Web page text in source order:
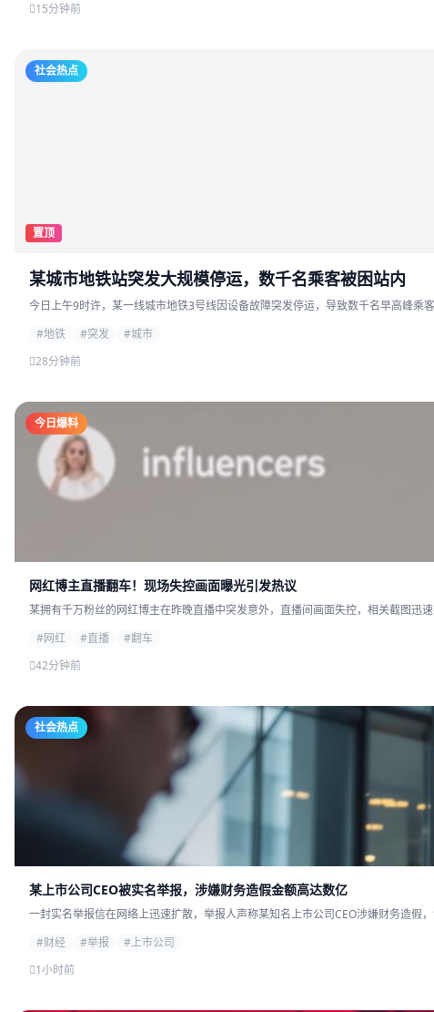
15分钟前
社会热点
置顶
某城市地铁站突发大规模停运，数千名乘客被困站内
今日上午9时许，某一线城市地铁3号线因设备故障突发停运，导致数千名早高峰乘
#地铁
#突发
#城市
28分钟前
今日爆料
网红博主直播翻车！现场失控画面曝光引发热议
某拥有千万粉丝的网红博主在昨晚直播中突发意外，直播间画面失控，相关截图迅
#网红
#直播
#翻车
42分钟前
社会热点
某上市公司CEO被实名举报，涉嫌财务造假金额高达数亿
一封实名举报信在网络上迅速扩散，举报人声称某知名上市公司CEO涉嫌财务造假
#财经
#举报
#上市公司
1小时前